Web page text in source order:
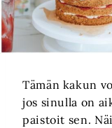
Tämän kakun
jos sinulla on
paistoit sen.